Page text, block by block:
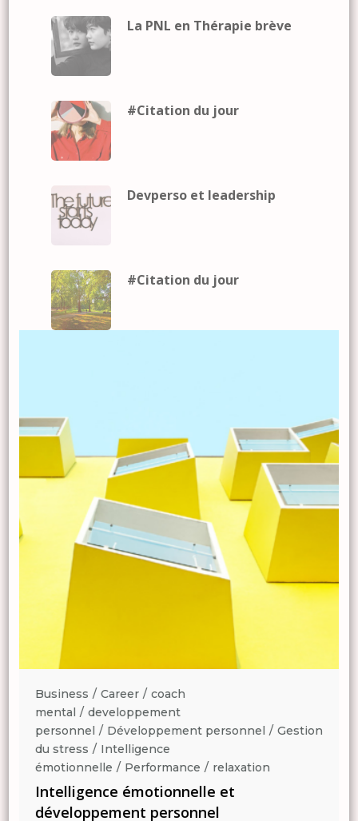
La PNL en Thérapie brève
#Citation du jour
Devperso et leadership
#Citation du jour
Business Career
coach
mental
developpement
personnel
Développement personnel
Gestion
du stress
Intelligence
émotionnelle
Performance relaxation
Intelligence émotionnelle et
développement personnel